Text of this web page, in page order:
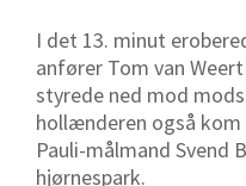
I det 13. minut
anfører Tom van
styrede ned mod
hollænderen også kom
Pauli-målmand Svend
hjørnespark.